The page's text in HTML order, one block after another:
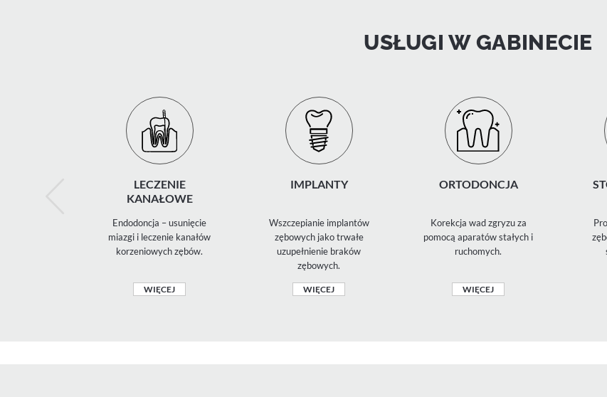
USŁUGI W GABINECIE
LECZENIE
KANAŁOWE
Endodoncja – usunięcie
miazgi i leczenie kanałów
korzeniowych zębów.
WIĘCEJ
IMPLANTY
Wszczepianie implantów
zębowych jako trwałe
uzupełnienie braków
zębowych.
WIĘCEJ
ORTODONCJA
Korekcja wad zgryzu za
pomocą aparatów stałych i
ruchomych.
WIĘCEJ